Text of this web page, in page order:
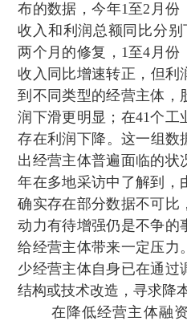
布的数据，今年1至2月
收入和利润总额同比分别
两个月的修复，1至4月
收入同比增速转正，但利
到不同类型的经营主体
润下滑更明显；在41个
存在利润下降。这一组
出经营主体普遍面临的状
年在多地采访中了解到 ，
确实存在部分数据不可比
动力有待增强仍是不争的
给经营主体带来一定压力
少经营主体自身已在通过
结构或技术改造，寻求降本
在降低经营主体融资成